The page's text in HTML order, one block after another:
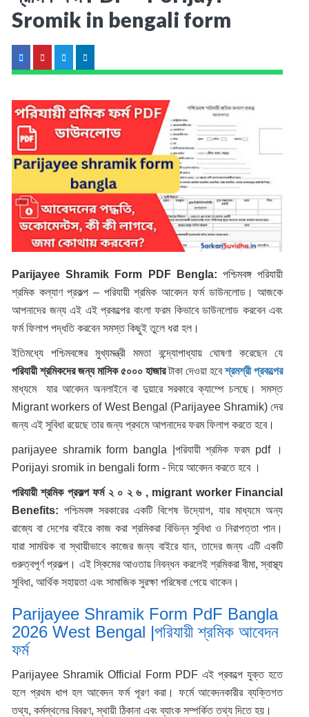
Sromik in bengali form
Parijayee Shramik Form PDF Bengla: পশ্চিমবঙ্গ পরিযায়ী
শ্রমিক কল্যাণ প্রকল্প – পরিযায়ী শ্রমিক আবেদন ফর্ম ডাউনলোড। আজকে
আপনাদের জন্য এই এই প্রকল্পের বাংলা ফরম কিভাবে ডাউনলোড করবেন এবং
ফর্ম ফিলাপ পদ্ধতি করবেন সমস্ত কিছুই তুলে ধরা হল।
ইতিমধ্যে পশ্চিমবঙ্গের মুখ্যমন্ত্রী মমতা বন্দ্যোপাধ্যায় ঘোষণা করেছেন যে
পরিযায়ী শ্রমিকদের জন্য মাসিক ৫০০০ হাজারটাকা দেওয়া হবে শ্রমশ্রী প্রকল্পের
মাধ্যমে
যার আবেদন অনলাইনে বা দুয়ারে সরকারে ক্যাম্পে চলছে। সমস্ত
Migrant workers of West Bengal (Parijayee Shramik) দের
জন্য এই সুবিধা রয়েছে তার জন্য প্রথমে আপনাদের ফরম ফিলাপ করতে হবে।
parijayee shramik form bangla |পরিযায়ী শ্রমিক ফরম pdf ।
Porijayi sromik in bengali form - দিয়ে আবেদন করতে হবে ।
পরিযায়ী শ্রমিক প্রকল্প ফর্ম ২ ০ ২ ৬ , migrant worker Financial
Benefits: পশ্চিমবঙ্গ সরকারের একটি বিশেষ উদ্যোগ, যার মাধ্যমে অন্য
রাজ্যে বা দেশের বাইরে কাজ করা শ্রমিকরা বিভিন্ন সুবিধা ও নিরাপত্তা পান।
যারা সাময়িক বা স্থায়ীভাবে কাজের জন্য বাইরে যান, তাদের জন্য এটি একটি
গুরুত্বপূর্ণ প্রকল্প। এই স্কিমের আওতায় নিবন্ধন করলেই শ্রমিকরা বীমা, স্বাস্থ্য
সুবিধা, আর্থিক সহায়তা এবং সামাজিক সুরক্ষা পরিষেবা পেয়ে থাকেন।
Parijayee Shramik Form PdF Bangla
2026 West Bengal |পরিযায়ী শ্রমিক আবেদন
ফর্ম
Parijayee Shramik Official Form PDF এই প্রকল্পে যুক্ত হতে
হলে প্রথম ধাপ হল আবেদন ফর্ম পূরণ করা। ফর্মে আবেদনকারীর ব্যক্তিগত
তথ্য, কর্মস্থলের বিবরণ, স্থায়ী ঠিকানা এবং ব্যাংক সম্পর্কিত তথ্য দিতে হয়।